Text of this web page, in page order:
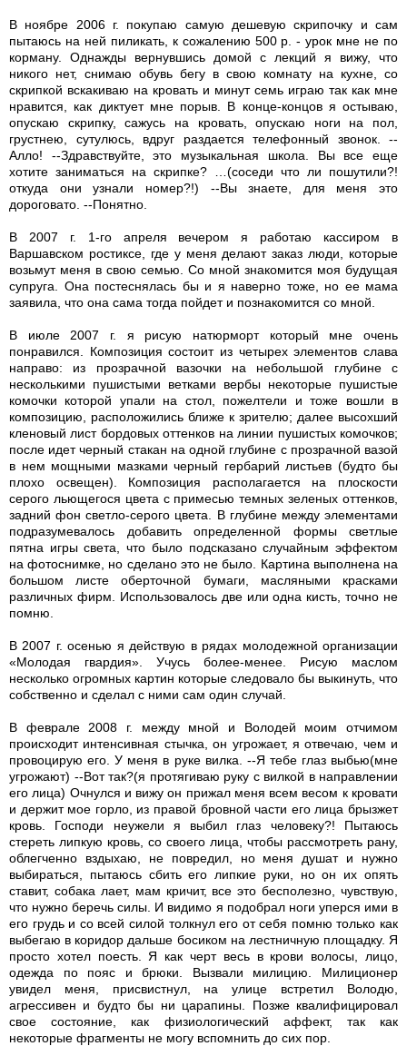
В ноябре 2006 г. покупаю самую дешевую скрипочку и сам
пытаюсь на ней пиликать, к сожалению 500 р. - урок мне не по
корману. Однажды вернувшись домой с лекций я вижу, что
никого нет, снимаю обувь бегу в свою комнату на кухне, со
скрипкой вскакиваю на кровать и минут семь играю так как мне
нравится, как диктует мне порыв. В конце-концов я остываю,
опускаю скрипку, сажусь на кровать, опускаю ноги на пол,
грустнею, сутулюсь, вдруг раздается телефонный звонок. --
Алло! --Здравствуйте, это музыкальная школа. Вы все еще
хотите заниматься на скрипке? …(соседи что ли пошутили?!
откуда они узнали номер?!) --Вы знаете, для меня это
дороговато. --Понятно.
В 2007 г. 1-го апреля вечером я работаю кассиром в
Варшавском ростиксе, где у меня делают заказ люди, которые
возьмут меня в свою семью. Со мной знакомится моя будущая
супруга. Она постеснялась бы и я наверно тоже, но ее мама
заявила, что она сама тогда пойдет и познакомится со мной.
В июле 2007 г. я рисую натюрморт который мне очень
понравился. Композиция состоит из четырех элементов слава
направо: из прозрачной вазочки на небольшой глубине с
несколькими пушистыми ветками вербы некоторые пушистые
комочки которой упали на стол, пожелтели и тоже вошли в
композицию, расположились ближе к зрителю; далее высохший
кленовый лист бордовых оттенков на линии пушистых комочков;
после идет черный стакан на одной глубине с прозрачной вазой
в нем мощными мазками черный гербарий листьев (будто бы
плохо освещен). Композиция располагается на плоскости
серого льющегося цвета с примесью темных зеленых оттенков,
задний фон светло-серого цвета. В глубине между элементами
подразумевалось добавить определенной формы светлые
пятна игры света, что было подсказано случайным эффектом
на фотоснимке, но сделано это не было. Картина выполнена на
большом листе оберточной бумаги, масляными красками
различных фирм. Использовалось две или одна кисть, точно не
помню.
В 2007 г. осенью я действую в рядах молодежной организации
«Молодая гвардия». Учусь более-менее. Рисую маслом
несколько огромных картин которые следовало бы выкинуть, что
собственно и сделал с ними сам один случай.
В феврале 2008 г. между мной и Володей моим отчимом
происходит интенсивная стычка, он угрожает, я отвечаю, чем и
провоцирую его. У меня в руке вилка. --Я тебе глаз выбью(мне
угрожают) --Вот так?(я протягиваю руку с вилкой в направлении
его лица) Очнулся и вижу он прижал меня всем весом к кровати
и держит мое горло, из правой бровной части его лица брызжет
кровь. Господи неужели я выбил глаз человеку?! Пытаюсь
стереть липкую кровь, со своего лица, чтобы рассмотреть рану,
облегченно вздыхаю, не повредил, но меня душат и нужно
выбираться, пытаюсь сбить его липкие руки, но он их опять
ставит, собака лает, мам кричит, все это бесполезно, чувствую,
что нужно беречь силы. И видимо я подобрал ноги уперся ими в
его грудь и со всей силой толкнул его от себя помню только как
выбегаю в коридор дальше босиком на лестничную площадку. Я
просто хотел поесть. Я как черт весь в крови волосы, лицо,
одежда по пояс и брюки. Вызвали милицию. Милиционер
увидел меня, присвистнул, на улице встретил Володю,
агрессивен и будто бы ни царапины. Позже квалифицировал
свое состояние, как физиологический аффект, так как
некоторые фрагменты не могу вспомнить до сих пор.